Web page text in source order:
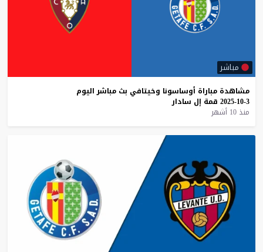
مباشر
مشاهدة مباراة أوساسونا وخيتافي بث مباشر اليوم
3-10-2025
قمة إل سادار
منذ 10 أشهر